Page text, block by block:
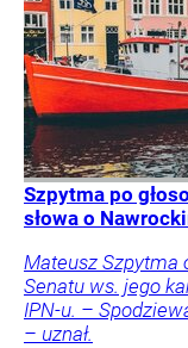
Szpytma po
słowa o
Mateusz Szpytma
Senatu ws. jego
IPN-u. –
– uznał.